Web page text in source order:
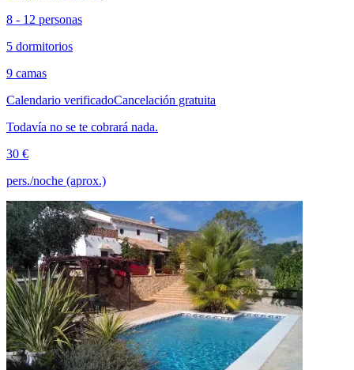
8 - 12 personas
5 dormitorios
9 camas
Calendario verificadoCancelación gratuita
Todavía no se te cobrará nada.
30 €
pers./noche (aprox.)